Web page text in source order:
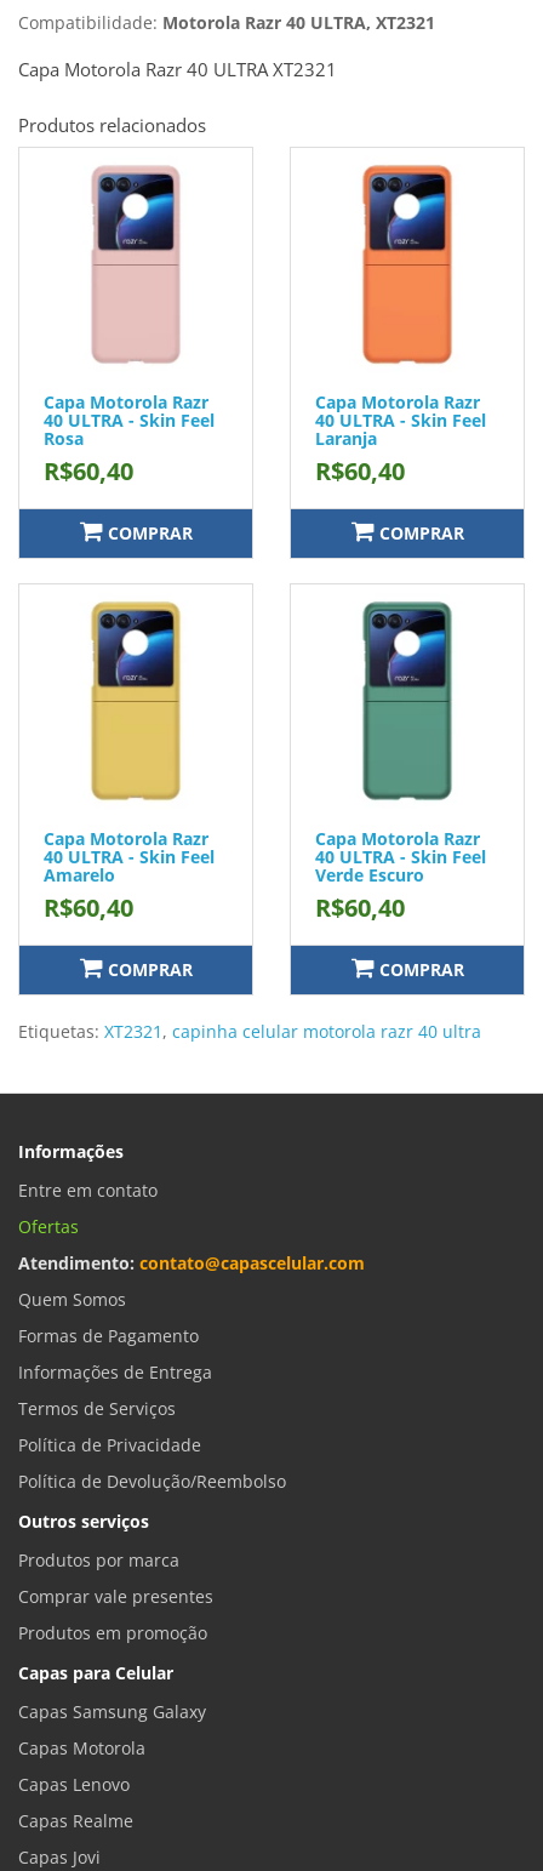
Compatibilidade: Motorola Razr 40 ULTRA, XT2321
Capa Motorola Razr 40 ULTRA XT2321
Produtos relacionados
Capa Motorola Razr
40 ULTRA - Skin Feel
Rosa
R$60,40
COMPRAR
Capa Motorola Razr
40 ULTRA - Skin Feel
Laranja
R$60,40
COMPRAR
Capa Motorola Razr
40 ULTRA - Skin Feel
Amarelo
R$60,40
COMPRAR
Capa Motorola Razr
40 ULTRA - Skin Feel
Verde Escuro
R$60,40
COMPRAR
Etiquetas: XT2321 , capinha celular motorola razr 40 ultra
Informações
Entre em contato
Ofertas
Atendimento: contato@capascelular.com
Quem Somos
Formas de Pagamento
Informações de Entrega
Termos de Serviços
Política de Privacidade
Política de Devolução/Reembolso
Outros serviços
Produtos por marca
Comprar vale presentes
Produtos em promoção
Capas para Celular
Capas Samsung Galaxy
Capas Motorola
Capas Lenovo
Capas Realme
Capas Jovi